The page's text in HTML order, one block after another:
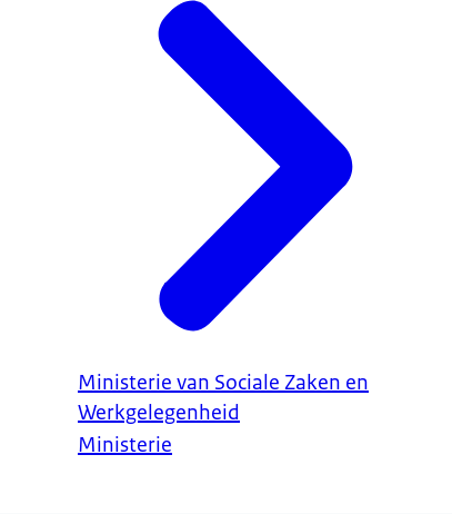
Ministerie van Sociale Zaken en
Werkgelegenheid
Ministerie